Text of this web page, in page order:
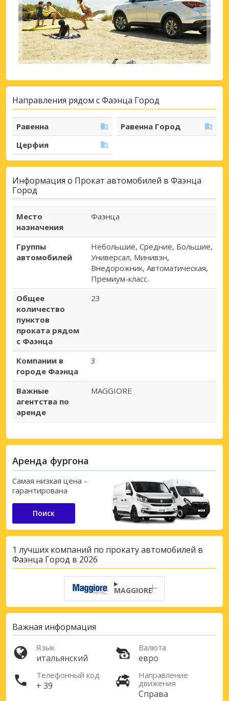
Направления рядом с Фаэнца Город
Равенна
Равенна Город
Церфия
Информация о Прокат автомобилей в Фаэнца
Город
Место
назначения
Фаэнца
Группы
автомобилей
Небольшие, Средние, Большие,
Универсал, Минивэн,
Внедорожник, Автоматическая,
Премиум-класс.
Общее
количество
пунктов
проката рядом
с Фаэнца
23
Компании в
городе Фаэнца
3
Важные
агентства по
аренде
MAGGIORE
Аренда фургона
Самая низкая цена -
гарантирована
Поиск
1 лучших компаний по прокату автомобилей в
Фаэнца Город в 2026
MAGGIORE
Важная информация
Язык
итальянский
Валюта
евро
Телефонный код
+ 39
Направление
движения
Справа